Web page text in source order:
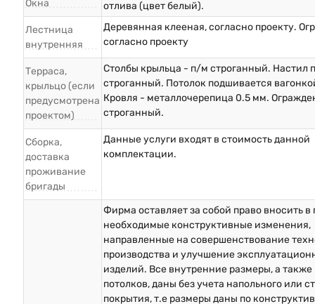
Окна
отлива (цвет белый).
Лестница
внутренняя
Деревянная клееная, согласно проекту.
согласно проекту
Терраса,
крыльцо (если
предусмотрена
проектом)
Столбы крыльца - п/м строганный. Настил
строганный. Потолок подшивается
Кровля - металлочерепица 0.5 мм.
строганный.
Сборка,
доставка
проживание
бригады
Данные услуги входят в стоимость данной
комплектации.
Фирма оставляет за собой право вносить в
необходимые конструктивные изменения,
направленные на совершенствование
производства и улучшение
изделий. Все внутренние размеры, а
потолков, даны без учета напольного или
покрытия, т.е размеры даны по